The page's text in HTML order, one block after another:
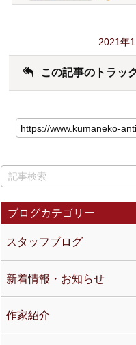
2021年
この記事のトラッ
ブログカテゴリー
スタッフブログ
新着情報・お知らせ
作家紹介